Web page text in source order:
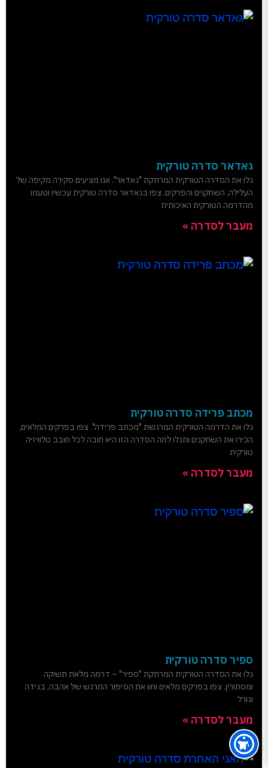
גאדאר סדרה טורקית
גלו את הסדרה הטורקית המרתקת "גאדאר". אנו מציעים סקירה מקיפה של
העלילה, השחקנים והפרקים. צפו בגאדאר סדרה טורקית עכשיו וטעמו
מהדרמה הטורקית האיכותית
מעבר לסדרה »
מכתב פרידה סדרה טורקית
גלו את הדרמה הטורקית המרגשת "מכתב פרידה". צפו בפרקים המלאים,
הכירו את השחקנים ותגלו למה הסדרה הזו היא חובה לכל חובב טלוויזיה
טורקית
מעבר לסדרה »
ספיר סדרה טורקית
גלו את הסדרה הטורקית המרתקת "ספיר" – דרמה מלאת תשוקה
ומסתורין. צפו בפרקים מלאים וחוו את הסיפור המרגש של אהבה, בגידה
וגורל
מעבר לסדרה »